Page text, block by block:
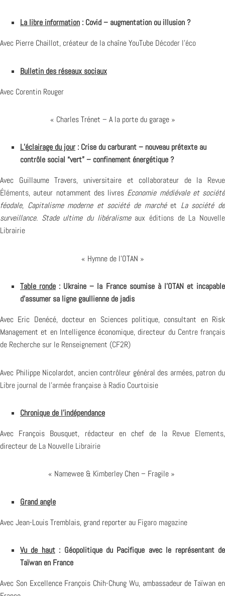
La libre information : Covid – augmentation ou illusion ?
Avec Pierre Chaillot, créateur de la chaîne YouTube Décoder l’éco
Bulletin des réseaux sociaux
Avec Corentin Rouger
« Charles Trénet – A la porte du garage »
L’éclairage du jour : Crise du carburant – nouveau prétexte au
contrôle social “vert” – confinement énergétique ?
Avec Guillaume Travers, universitaire et collaborateur de la Revue
Éléments, auteur notamment des livres Economie médiévale et société
féodale, Capitalisme moderne et société de marchéet La société de
surveillance. Stade ultime du libéralismeaux éditions de La Nouvelle
Librairie
« Hymne de l’OTAN »
Table ronde : Ukraine – la France soumise à l’OTAN et incapable
d’assumer sa ligne gaullienne de jadis
Avec Eric Denécé, docteur en Sciences politique, consultant en Risk
Management et en Intelligence économique, directeur du Centre français
de Recherche sur le Renseignement (CF2R)
Avec Philippe Nicolardot, ancien contrôleur général des armées, patron du
Libre journal de l’armée française à Radio Courtoisie
Chronique de l’indépendance
Avec François Bousquet, rédacteur en chef de la Revue Elements,
directeur de La Nouvelle Librairie
« Namewee & Kimberley Chen – Fragile »
Grand angle
Avec Jean-Louis Tremblais, grand reporter au Figaro magazine
Vu de haut: Géopolitique du Pacifique avec le représentant de
Taïwan en France
Avec Son Excellence François Chih-Chung Wu, ambassadeur de Taïwan en